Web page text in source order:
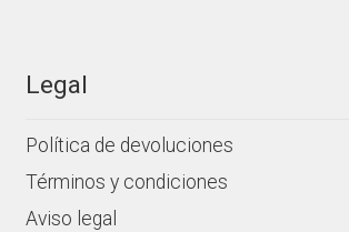
Legal
Política de devoluciones
Términos y condiciones
Aviso legal